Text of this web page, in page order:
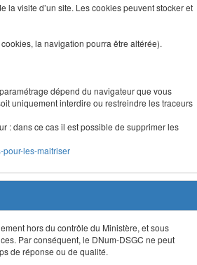
la visite d’un site. Les cookies peuvent stocker et
la navigation pourra être altérée).
dépend du navigateur que vous
uniquement interdire ou restreindre les traceurs
: dans ce cas il est possible de supprimer les
pour-les-maitriser
hors du contrôle du Ministère, et sous
Par conséquent, le DNum-DSGC ne peut
de réponse ou de qualité.